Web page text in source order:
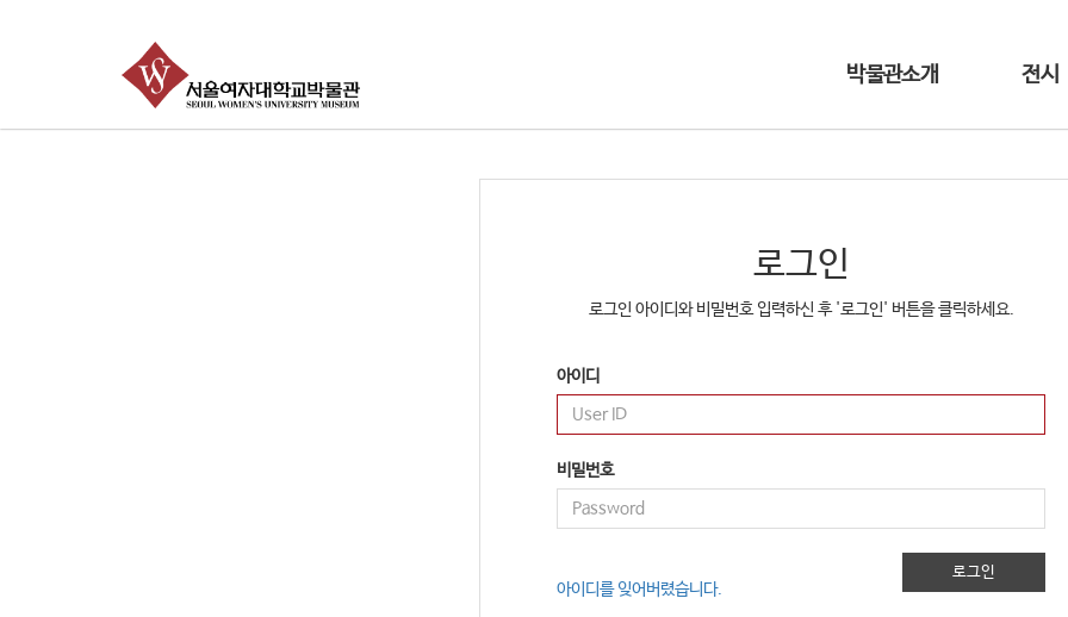
박물관소개 전시
로그인
로그인 아이디와 비밀번호 입력하신 후 '로그인' 버튼을 클릭하세요.
아이디
비밀번호
로그인
아이디를 잊어버렸습니다.